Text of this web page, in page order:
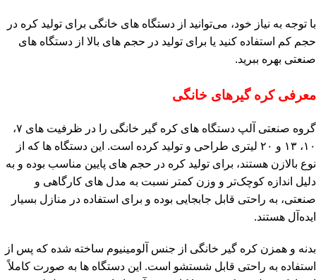
با توجه به نیاز خود، می‌توانید از دستگاه‌ های خانگی برای تولید کره در
حجم کم استفاده کنید یا برای تولید در حجم‌ های بالا از دستگاه‌ های
صنعتی بهره ببرید.
معرفی کره‌ گیرهای خانگی
گروه صنعتی آلپ دستگاه‌ های کره‌ گیر خانگی را در ظرفیت‌ های ۷،
۱۰، ۱۳ و ۲۰ لیتری طراحی و تولید کرده است. این دستگاه‌ ها که از
نوع بالازن هستند، برای تولید کره در حجم‌ های پایین مناسب بوده و به
دلیل اندازه کوچک‌تر و وزن کمتر نسبت به مدل‌ های کارگاهی و
صنعتی، به راحتی قابل جابجایی بوده و برای استفاده در منازل بسیار
ایده‌آل هستند.
بدنه و همزن کره‌ گیر خانگی از جنس آلومینیوم ساخته شده که پس از
استفاده به راحتی قابل شستشو است. این دستگاه‌ ها به صورت کاملاً